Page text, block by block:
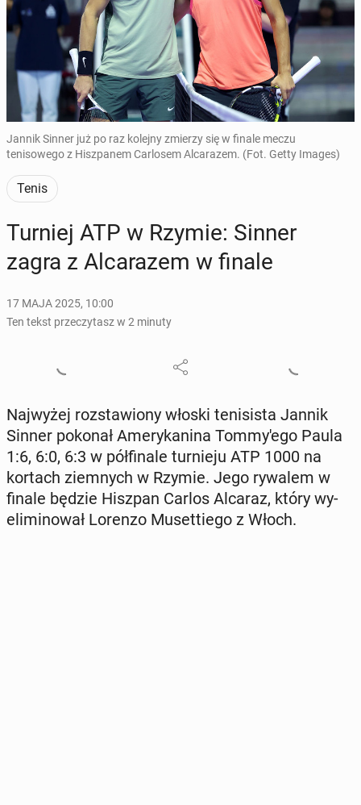
Jannik Sinner już po raz kolejny zmierzy się w finale meczu
tenisowego z Hiszpanem Carlosem Alcarazem. (Fot. Getty Images)
Tenis
Turniej ATP w Rzymie: Sinner
zagra z Al­ca­ra­zem w finale
17 MAJA 2025, 10:00
Ten tekst przeczytasz w 2 minuty
Naj­wy­żej roz­sta­wio­ny włoski te­ni­si­sta Jannik
Sinner pokonał Ame­ry­ka­ni­na Tom­my­'e­go Paula
1:6, 6:0, 6:3 w pół­fi­na­le tur­nie­ju ATP 1000 na
kortach ziem­nych w Rzymie. Jego rywalem w
finale będzie Hiszpan Carlos Alcaraz, który wy­
eli­mi­no­wał Lorenzo Mu­set­tie­go z Włoch.